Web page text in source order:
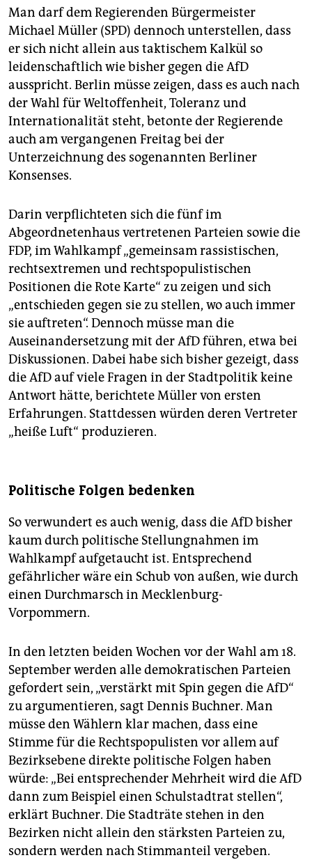
Im Abgeordnetenhaus vertreten wären zwei weitere
Parteien: DieAfDwürden unverändert 8 Prozent
wählen, womit die Partei erstmals im Parlament wäre.
DieFDPwürde mit 6 Prozent (plus ein Prozentpunkt)
den Wiedereinzug ins Abgeordnetenhaus schaffen.
Vor fünf Jahren hatten die Liberalen die
Fünfprozenthürde klar verfehlt. Die seit 2011 im
Abgeordnetenhaus vertretenenPiratenwürden
dagegen mit nur noch etwa 1 Prozent nicht mehr ins
Parlament kommen.
DieMobile Beratung gegen Rechtsextremismus
rechtsextreme“ Partei, wie deren Projektleiterin
Bianca Klose am Freitag bei der Vorstellung des
sogenannten Berliner Konsenses sagte. Die Partei,
die sich gerne als Opfer des politischen Systems und
der „Lügenpresse“ inszeniere, verwende eine
„hasserfüllte Rhetorik“ und funktioniere als
„Stichwortgeberin“ für rechte Ideologien.(dpa, taz)
Man darf dem Regierenden Bürgermeister
Michael Müller (SPD) dennoch unterstellen, dass
er sich nicht allein aus taktischem Kalkül so
leidenschaftlich wie bisher gegen die AfD
ausspricht. Berlin müsse zeigen, dass es auch nach
der Wahl für Weltoffenheit, Toleranz und
Internationalität steht, betonte der Regierende
auch am vergangenen Freitag bei der
Unterzeichnung des sogenannten Berliner
Konsenses.
Darin verpflichteten sich die fünf im
Abgeordnetenhaus vertretenen Parteien sowie die
FDP, im Wahlkampf „gemeinsam rassistischen,
rechtsextremen und rechtspopulistischen
Positionen die Rote Karte“ zu zeigen und sich
„entschieden gegen sie zu stellen, wo auch immer
sie auftreten“. Dennoch müsse man die
Auseinandersetzung mit der AfD führen, etwa bei
Diskussionen. Dabei habe sich bisher gezeigt, dass
die AfD auf viele Fragen in der Stadtpolitik keine
Antwort hätte, berichtete Müller von ersten
Erfahrungen. Stattdessen würden deren Vertreter
„heiße Luft“ produzieren.
Politische Folgen bedenken
So verwundert es auch wenig, dass die AfD bisher
kaum durch politische Stellungnahmen im
Wahlkampf aufgetaucht ist. Entsprechend
gefährlicher wäre ein Schub von außen, wie durch
einen Durchmarsch in Mecklenburg-
Vorpommern.
In den letzten beiden Wochen vor der Wahl am 18.
September werden alle demokratischen Parteien
gefordert sein, „verstärkt mit Spin gegen die AfD“
zu argumentieren, sagt Dennis Buchner. Man
müsse den Wählern klar machen, dass eine
Stimme für die Rechtspopulisten vor allem auf
Bezirks­ebene direkte politische Folgen haben
würde: „Bei entsprechender Mehrheit wird die AfD
dann zum Beispiel einen Schulstadtrat stellen“,
erklärt Buchner. Die Stadträte stehen in den
Bezirken nicht allein den stärksten Parteien zu,
sondern werden nach Stimmanteil vergeben.